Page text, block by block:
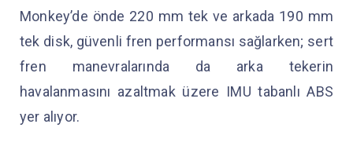
Monkey’de önde 220 mm tek ve arkada 190 mm
tek disk, güvenli fren performansı sağlarken; sert
fren manevralarında da arka tekerin
havalanmasını azaltmak üzere IMU tabanlı ABS
yer alıyor.